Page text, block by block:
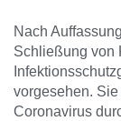
Nach
Schließung von
vorgesehen.
Coronavirus